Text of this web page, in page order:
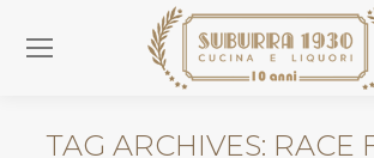
TAG ARCHIVES: RACE